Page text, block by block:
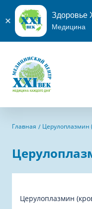
Здоровье
Медицина
Главная Церулоплазмин
Церулоплазмин